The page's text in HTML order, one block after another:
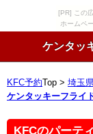
[PR] この
ホームペ
ケンタッ
KFC予約 Top > 埼玉
ケンタッキーフライ
KFCのパーテ